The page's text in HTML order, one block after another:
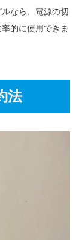
なら、電源の切
的に使用できま
法